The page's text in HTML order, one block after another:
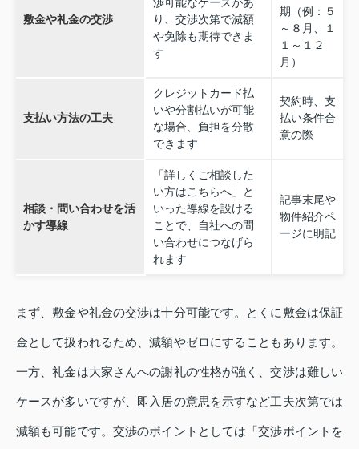
敷金や礼金の交渉
り、交渉次第で減額
や免除も期待できま
す
期（例：５
～８月、１
１～１２
月）
支払い方法の工夫
クレジットカード払
いや分割払いが可能
な場合、負担を分散
できます
契約時、支
払い条件合
意の際
相談・問い合わせを活
かす導線
「詳しくご相談した
い方はこちらへ」と
いった導線を設ける
ことで、自社への問
い合わせにつなげら
れます
記事末尾や
物件紹介ペ
ージに明記
まず、敷金や礼金の交渉は十分可能です。とくに敷金は保証
金として扱われるため、減額やゼロにすることもあります。
一方、礼金は大家さんへの謝礼の性格が強く、交渉は難しい
ケースが多いですが、即入居の意思を示すなど工夫次第では
減額も可能です。交渉のポイントとしては「交渉ポイントを